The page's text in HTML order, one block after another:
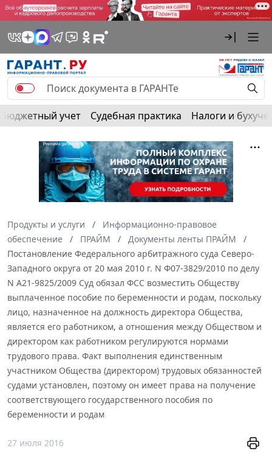
Бюджетный учет Судебная практика Налоги и
Продукты и услуги
Информационно-правовое
обеспечение
ПРАЙМ
Документы ленты ПРАЙМ
Постановление Федерального арбитражного суда Северо-
Западного округа от 20 мая 2010 г. N Ф07-3829/2010 по делу
N А21-9825/2009 Суд обязал ФСС возместить Обществу
выплаченное пособие по беременности и родам, поскольку
лицо, назначенное на должность директора Общества,
является его работником, а отношения между Обществом и
директором как работником регулируются нормами
трудового права. Факт выполнения единственным
участником Общества (директором) трудовых обязанностей
судами установлен, поэтому он имеет права на получение
соответствующего государственного пособия по
беременности и родам
27 июля 2016